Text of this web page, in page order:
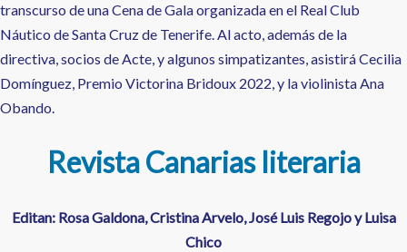
transcurso de una Cena de Gala organizada en el Real Club
Náutico de Santa Cruz de Tenerife. Al acto, además de la
directiva, socios de Acte, y algunos simpatizantes, asistirá Cecilia
Domínguez, Premio Victorina Bridoux 2022, y la violinista Ana
Obando.
Revista Canarias literaria
Editan: Rosa Galdona, Cristina Arvelo, José Luis Regojo y Luisa
Chico